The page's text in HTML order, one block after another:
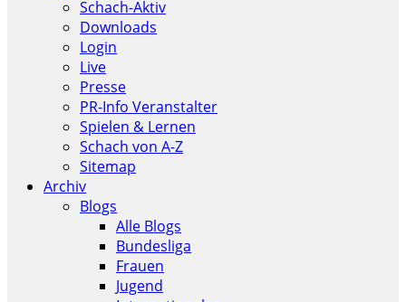
Schach-Aktiv
Downloads
Login
Live
Presse
PR-Info Veranstalter
Spielen & Lernen
Schach von A-Z
Sitemap
Archiv
Blogs
Alle Blogs
Bundesliga
Frauen
Jugend